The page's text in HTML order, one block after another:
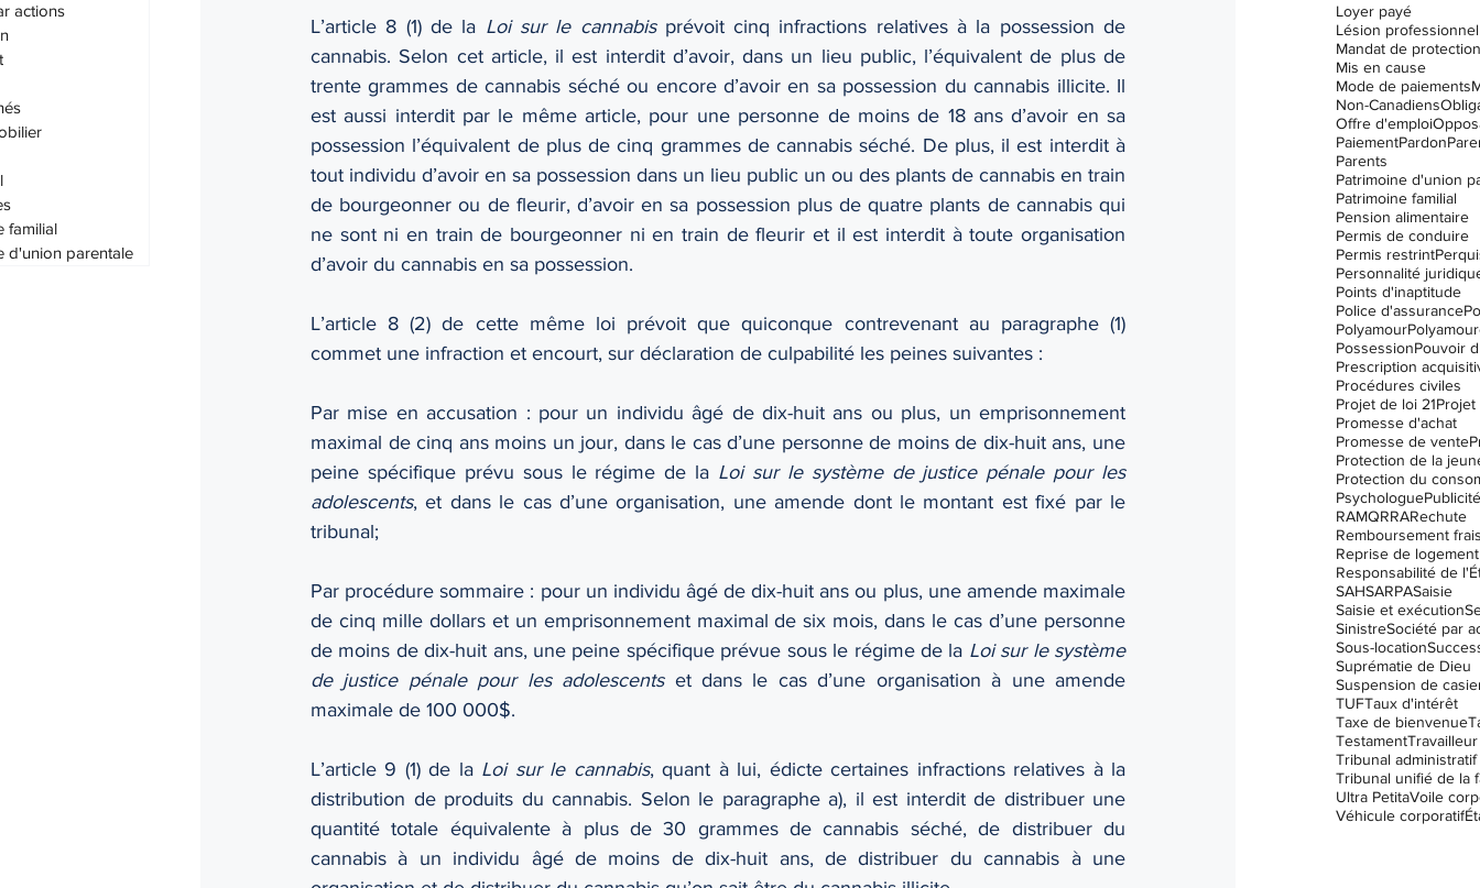
actions
familial
d'union parentale
L’article 8 (1) de la Loi sur le cannabis prévoit cinq infractions relatives à la possession de
cannabis. Selon cet article, il est interdit d’avoir, dans un lieu public, l’équivalent de plus de
trente grammes de cannabis séché ou encore d’avoir en sa possession du cannabis illicite. Il
est aussi interdit par le même article, pour une personne de moins de 18 ans d’avoir en sa
possession l’équivalent de plus de cinq grammes de cannabis séché. De plus, il est interdit à
tout individu d’avoir en sa possession dans un lieu public un ou des plants de cannabis en train
de bourgeonner ou de fleurir, d’avoir en sa possession plus de quatre plants de cannabis qui
ne sont ni en train de bourgeonner ni en train de fleurir et il est interdit à toute organisation
d’avoir du cannabis en sa possession.
L’article 8 (2) de cette même loi prévoit que quiconque contrevenant au paragraphe (1)
commet une infraction et encourt, sur déclaration de culpabilité les peines suivantes :
Par mise en accusation : pour un individu âgé de dix-huit ans ou plus, un emprisonnement
maximal de cinq ans moins un jour, dans le cas d’une personne de moins de dix-huit ans, une
peine spécifique prévu sous le régime de la Loi sur le système de justice pénale pour les
adolescents, et dans le cas d’une organisation, une amende dont le montant est fixé par le
tribunal;
Par procédure sommaire : pour un individu âgé de dix-huit ans ou plus, une amende maximale
de cinq mille dollars et un emprisonnement maximal de six mois, dans le cas d’une personne
de moins de dix-huit ans, une peine spécifique prévue sous le régime de la Loi sur le système
de justice pénale pour les adolescents et dans le cas d’une organisation à une amende
maximale de 100 000$.
L’article 9 (1) de la Loi sur le cannabis, quant à lui, édicte certaines infractions relatives à la
distribution de produits du cannabis. Selon le paragraphe a), il est interdit de distribuer une
quantité totale équivalente à plus de 30 grammes de cannabis séché, de distribuer du
cannabis à un individu âgé de moins de dix-huit ans, de distribuer du cannabis à une
Loyer payé
Lésion
Mandat de protection
Mis en cause
Mode de paiements
Non-Canadiens
Offre d'emploi
PaiementPardon
Parents
Patrimoine d'union
Patrimoine familial
Pension alimentaire
Permis de conduire
Permis restrint
Personnalité
Points d'inaptitude
Police d'assurance
Polyamour
PossessionPouvoir
Prescription
Procédures civiles
Projet de loi 21Projet
Promesse d'achat
Promesse de vente
Protection de la
Protection du
Psychologue
RAMQRRARechute
Remboursement
Reprise de logement
Responsabilité de
SAHSARPASaisie
Saisie et exécution
SinistreSociété par
Sous-location
Suprématie de Dieu
Suspension de
TUFTaux d'intérêt
Taxe de bienvenue
Testament
Tribunal unifié de la
Ultra PetitaVoile
Véhicule corporatif